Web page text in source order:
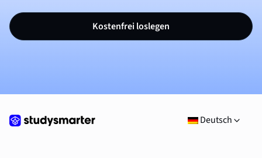
Kostenfrei loslegen
Deutsch